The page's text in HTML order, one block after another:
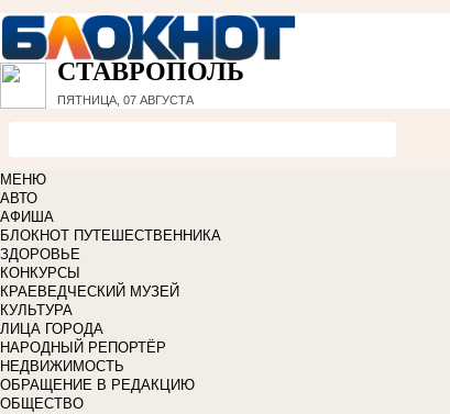
СТАВРОПОЛЬ
ПЯТНИЦА, 07 АВГУСТА
МЕНЮ
АВТО
АФИША
БЛОКНОТ ПУТЕШЕСТВЕННИКА
ЗДОРОВЬЕ
КОНКУРСЫ
КРАЕВЕДЧЕСКИЙ МУЗЕЙ
КУЛЬТУРА
ЛИЦА ГОРОДА
НАРОДНЫЙ РЕПОРТЁР
НЕДВИЖИМОСТЬ
ОБРАЩЕНИЕ В РЕДАКЦИЮ
ОБЩЕСТВО